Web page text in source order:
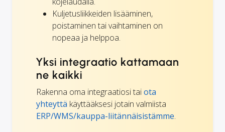
Kuljetusliikkeiden lisääminen,
poistaminen tai vaihtaminen on
nopeaa ja helppoa.
Yksi integraatio kattamaan
ne kaikki
Rakenna oma integraatiosi taiota
yhteyttä käyttääksesi jotain valmiista
ERP/WMS/kauppa-liitännäisistämme.